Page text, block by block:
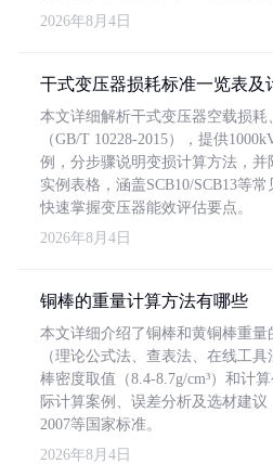
2026年8月4日
干式变压器损耗标准一览表及
本文详细解析干式变压器空载损
（GB/T 10228-2015），提供
例，分步骤说明变损计算方法，
实例表格，涵盖SCB10/SCB13等
快速掌握变压器能效评估要点。
2026年8月4日
铜棒的重量计算方法有哪些
本文详细介绍了铜棒和黄铜棒重
（理论公式法、查表法、在线工
棒密度取值（8.4-8.7g/cm³）和计
际计算案例、误差分析及选材建议
2007等国家标准。
2026年8月4日